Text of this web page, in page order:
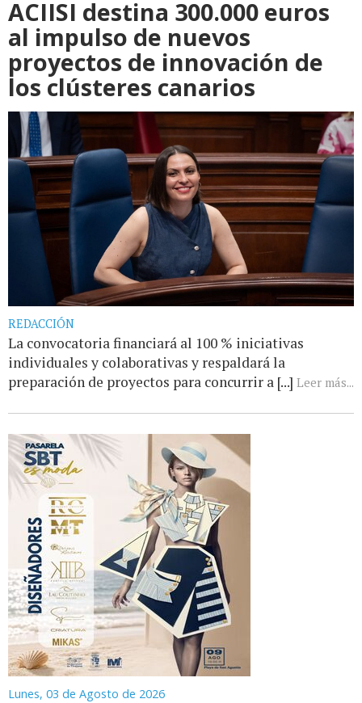
ACIISI destina 300.000 euros
al impulso de nuevos
proyectos de innovación de
los clústeres canarios
REDACCIÓN
La convocatoria financiará al 100 % iniciativas
individuales y colaborativas y respaldará la
preparación de proyectos para concurrir a [...] Leer más...
Lunes, 03 de Agosto de 2026